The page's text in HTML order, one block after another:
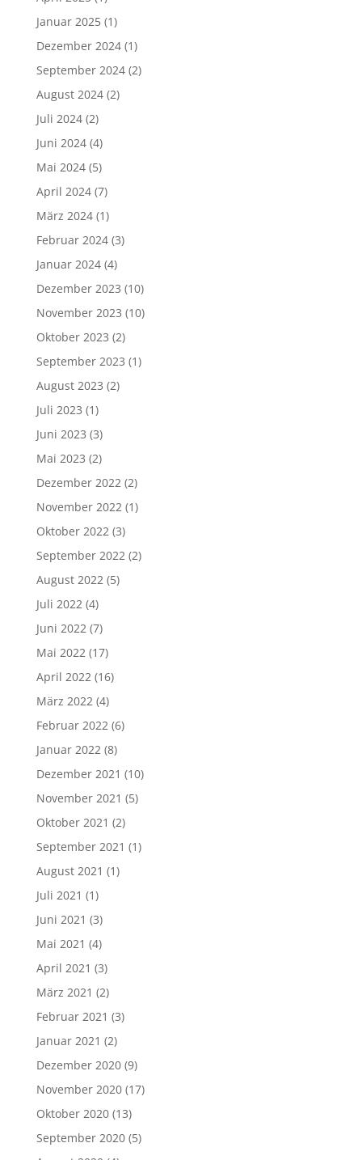
Januar 2025(1)
Dezember 2024(1)
September 2024(2)
August 2024(2)
Juli 2024(2)
Juni 2024(4)
Mai 2024(5)
April 2024(7)
März 2024(1)
Februar 2024(3)
Januar 2024(4)
Dezember 2023 (10)
November 2023 (10)
Oktober 2023 (2)
September 2023 (1)
August 2023 (2)
Juli 2023 (1)
Juni 2023 (3)
Mai 2023 (2)
Dezember 2022(2)
November 2022(1)
Oktober 2022(3)
September 2022(2)
August 2022(5)
Juli 2022(4)
Juni 2022(7)
Mai 2022(17)
April 2022(16)
März 2022(4)
Februar 2022(6)
Januar 2022(8)
Dezember 2021 (10)
November 2021 (5)
Oktober 2021 (2)
September 2021 (1)
August 2021 (1)
Juli 2021 (1)
Juni 2021 (3)
Mai 2021 (4)
April 2021 (3)
März 2021 (2)
Februar 2021 (3)
Januar 2021 (2)
Dezember 2020(9)
November 2020(17)
Oktober 2020(13)
September 2020(5)